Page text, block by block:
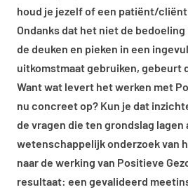
houd je jezelf of een patiënt/
Ondanks dat het niet de
de deuken en pieken in een
uitkomstmaat gebruiken, gebeurt
Want wat levert het werken met
nu concreet op? Kun je dat
de vragen die ten grondslag lagen
wetenschappelijk onderzoek van
naar de werking van Positieve
resultaat: een gevalideerd